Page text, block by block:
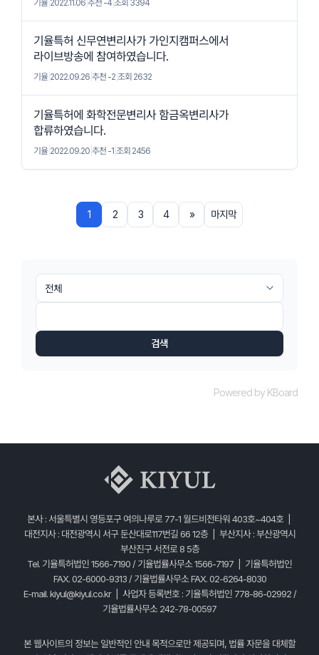
기율| 2022.11.06 추천 -4 조회 3394
기율특허 신무연변리사가 가인지캠퍼스에서
라이브방송에 참여하였습니다.
기율| 2022.09.26 추천 -2 조회 2632
기율특허에 화학전문변리사 함금옥변리사가
합류하였습니다.
기율| 2022.09.20 추천 -1 조회 2456
1 2 3 4 » 마지막
검색
Powered by KBoard
본사 : 서울특별시 영등포구 여의나루로 77-1 월드비전타워 403호~404호 |
대전지사 : 대전광역시 서구 둔산대로117번길 66 12층 | 부산지사 : 부산광역시
부산진구 서전로 8 5층
Tel. 기율특허법인 1566-7190 / 기율법률사무소 1566-7197 | 기율특허법인
FAX. 02-6000-9313 / 기율법률사무소 FAX. 02-6264-8030
E-mail.kiyul@kiyul.co.kr| 사업자 등록번호 : 기율특허법인 778-86-02992 /
기율법률사무소 242-78-00597
본 웹사이트의 정보는 일반적인 안내 목적으로만 제공되며, 법률 자문을 대체할